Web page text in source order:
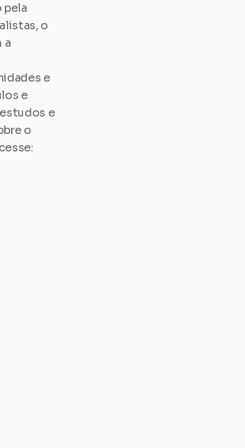
pela
o
a
e
e
e
o